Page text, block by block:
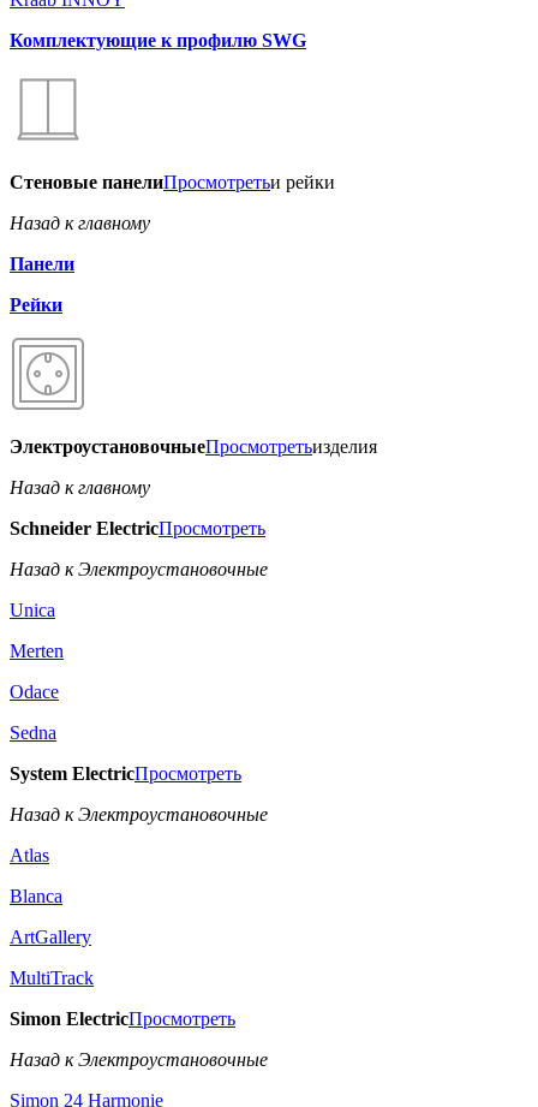
Комплектующие к профилю SWG
Стеновые панелиПросмотретьи рейки
Назад к главному
Панели
Рейки
ЭлектроустановочныеПросмотретьизделия
Назад к главному
Schneider ElectricПросмотреть
Назад к Электроустановочные
Unica
Merten
Odace
Sedna
System ElectricПросмотреть
Назад к Электроустановочные
Atlas
Blanca
ArtGallery
MultiTrack
Simon ElectricПросмотреть
Назад к Электроустановочные
Simon 24 Harmonie